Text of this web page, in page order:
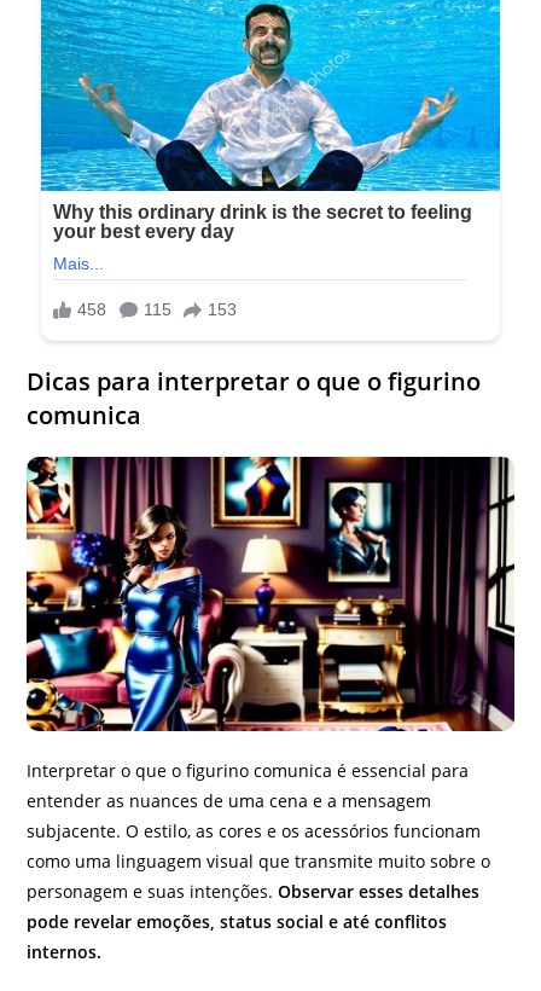
Dicas para interpretar o que o figurino
comunica
Interpretar o que o figurino comunica é essencial para
entender as nuances de uma cena e a mensagem
subjacente. O estilo, as cores e os acessórios funcionam
como uma linguagem visual que transmite muito sobre o
personagem e suas intenções.Observar esses detalhes
pode revelar emoções, status social e até conflitos
internos.